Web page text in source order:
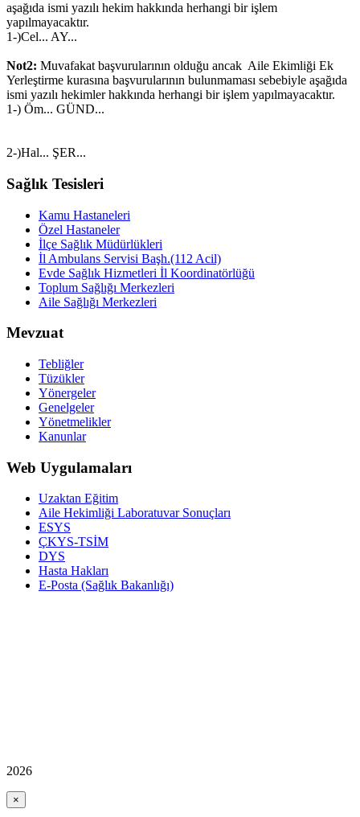
aşağıda ismi yazılı hekim hakkında herhangi bir işlem
yapılmayacaktır.
1-)Cel... AY...
Not2: Muvafakat başvurularının olduğu ancak Aile Ekimliği Ek
Yerleştirme kurasına başvurularının bulunmaması sebebiyle aşağıda
ismi yazılı hekimler hakkında herhangi bir işlem yapılmayacaktır.
1-) Öm... GÜND...
2-)Hal... ŞER...
Sağlık Tesisleri
Kamu Hastaneleri
Özel Hastaneler
İlçe Sağlık Müdürlükleri
İl Ambulans Servisi Başh.(112 Acil)
Evde Sağlık Hizmetleri İl Koordinatörlüğü
Toplum Sağlığı Merkezleri
Aile Sağlığı Merkezleri
Mevzuat
Tebliğler
Tüzükler
Yönergeler
Genelgeler
Yönetmelikler
Kanunlar
Web Uygulamaları
Uzaktan Eğitim
Aile Hekimliği Laboratuvar Sonuçları
ESYS
ÇKYS-TSİM
DYS
Hasta Hakları
E-Posta (Sağlık Bakanlığı)
2026
×